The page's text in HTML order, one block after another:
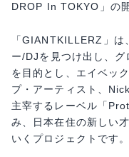
DROP In TOKYO」の
「GIANTKILLERZ」
ー/DJを見つけ出し、グ
を目的とし、エイベッ
プ・アーティスト、
主宰するレーベル「
み、日本在住の新しい
いくプロジェクトです。